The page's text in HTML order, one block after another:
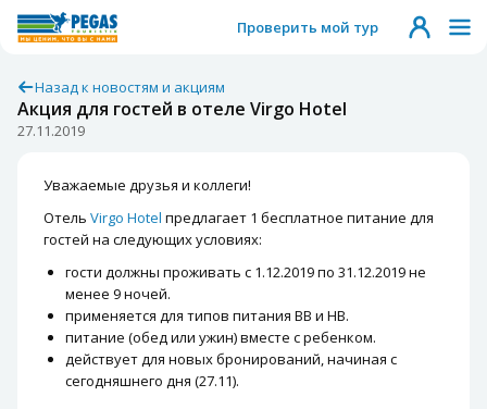
Проверить мой тур
Назад к новостям и акциям
Акция для гостей в отеле Virgo Hotel
27.11.2019
Уважаемые друзья и коллеги!
Отель Virgo Hotel предлагает 1 бесплатное питание для
гостей на следующих условиях:
гости должны проживать с 1.12.2019 по 31.12.2019 не
менее 9 ночей.
применяется для типов питания BB и HB.
питание (обед или ужин) вместе с ребенком.
действует для новых бронирований, начиная с
сегодняшнего дня (27.11).